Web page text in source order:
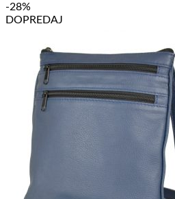
-28%
DOPREDAJ